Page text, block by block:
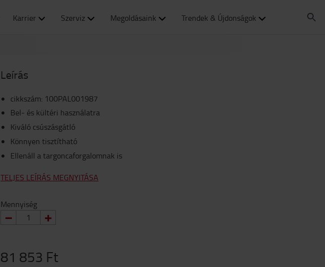
Karrier Szerviz Megoldásaink Trendek & Újdonságok
Leírás
cikkszám: 100PAL001987
Bel- és kültéri használatra
Kiváló csúszásgátló
Könnyen tisztítható
Ellenáll a targoncaforgalomnak is
TELJES LEÍRÁS MEGNYITÁSA
Mennyiség
81 853 Ft